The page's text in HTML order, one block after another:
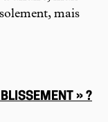
mais
» ?